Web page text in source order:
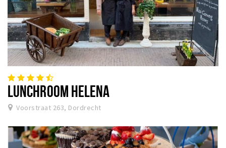
LUNCHROOM HELENA
Voorstraat 263, Dordrecht